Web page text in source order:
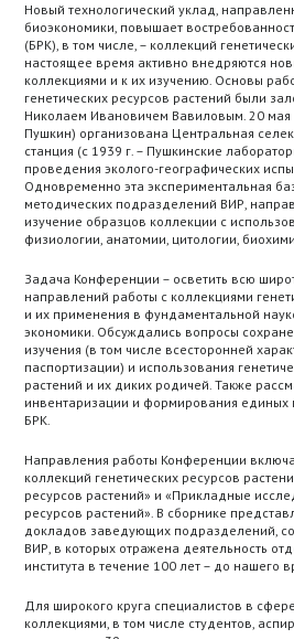
Новый технологический уклад,
биоэкономики, повышает
(БРК), в том числе, – коллекций
настоящее время активно внедряются
коллекциями и к их изучению. Основы
генетических ресурсов растений были
Николаем Ивановичем Вавиловым. 20 мая
Пушкин) организована Центральная
станция (с 1939 г. – Пушкинские
проведения эколого-географических
Одновременно эта экспериментальная
методических подразделений ВИР,
изучение образцов коллекции с
физиологии, анатомии, цитологии,
Задача Конференции – осветить всю
направлений работы с коллекциями
и их применения в фундаментальной
экономики. Обсуждались вопросы
изучения (в том числе всесторонней
паспортизации) и использования
растений и их диких родичей. Также
инвентаризации и формирования
БРК.
Направления работы Конференции
коллекций генетических ресурсов
ресурсов растений» и «Прикладные
ресурсов растений». В сборнике
докладов заведующих подразделений,
ВИР, в которых отражена деятельность
института в течение 100 лет – до нашего
Для широкого круга специалистов в
коллекциями, в том числе студентов,